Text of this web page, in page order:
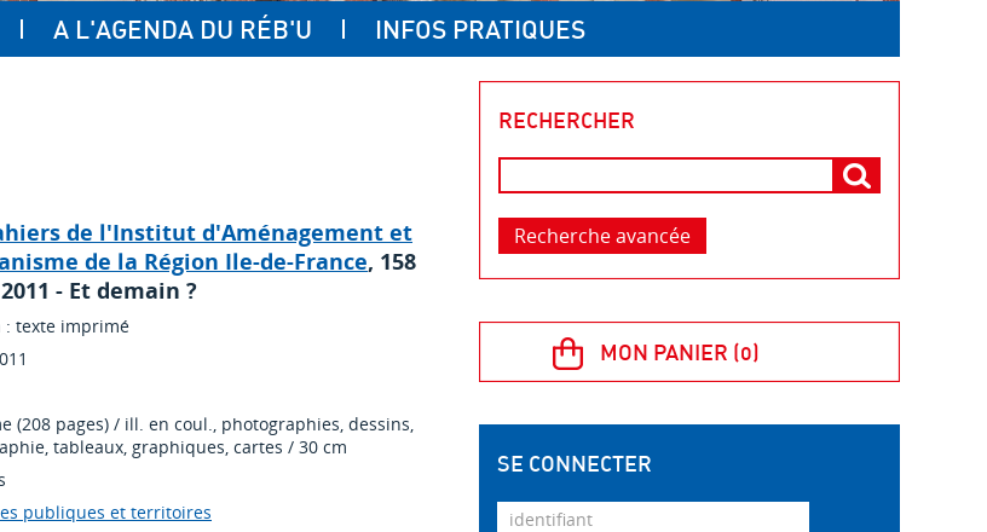
A L'AGENDA DU RÉB'U INFOS PRATIQUES
de l'Institut d'Aménagement et
de la Région Ile-de-France, 158
- Et demain ?
: texte imprimé
(208 pages) / ill. en coul., photographies, dessins,
tableaux, graphiques, cartes / 30 cm
publiques et territoires
RECHERCHER
Recherche avancée
SE CONNECTER